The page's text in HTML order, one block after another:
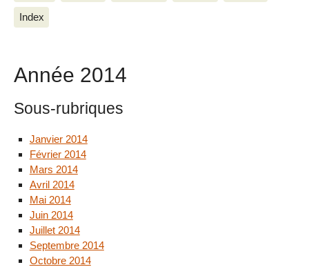
Index
Année 2014
Sous-rubriques
Janvier 2014
Février 2014
Mars 2014
Avril 2014
Mai 2014
Juin 2014
Juillet 2014
Septembre 2014
Octobre 2014